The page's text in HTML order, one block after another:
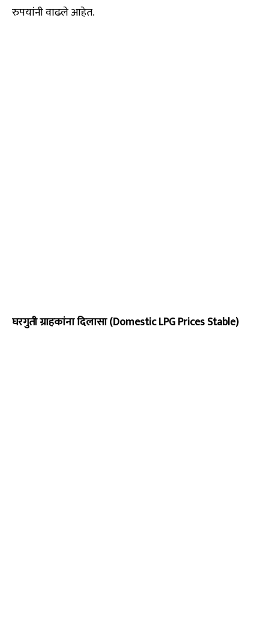
रुपयांनी वाढले आहेत.
घरगुती ग्राहकांना दिलासा (Domestic LPG Prices Stable)